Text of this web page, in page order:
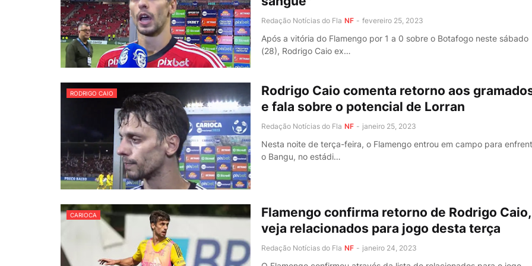
Redação Notícias do Fla NF - fevereiro 25, 2023
Após a vitória do Flamengo por 1 a 0 sobre o Botafogo neste sábado
(28), Rodrigo Caio ex…
RODRIGO CAIO
Rodrigo Caio comenta retorno aos
e fala sobre o potencial de Lorran
Redação Notícias do Fla NF - janeiro 25, 2023
Nesta noite de terça-feira, o Flamengo entrou em campo para
o Bangu, no estádi…
CARIOCA
Flamengo confirma retorno de Rodrigo Caio,
veja relacionados para jogo desta terça
Redação Notícias do Fla NF - janeiro 24, 2023